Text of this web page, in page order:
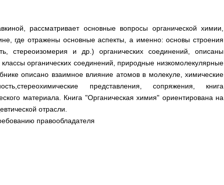
рассматривает основные вопросы органической химии,
где отражены основные аспекты, а именно: основы строения
стереоизомерия и др.) органических соединений, описаны
органических соединений, природные низкомолекулярные
описано взаимное влияние атомов в молекуле, химические
представления, сопряжения, книга
материала. Книга "Органическая химия" ориентирована на
отрасли.
правообладателя